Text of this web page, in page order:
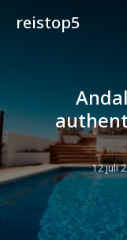
reistop5
12 juli